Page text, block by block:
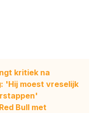
kritiek na
'Hij moest vreselijk
Bull met